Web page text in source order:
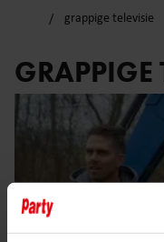
grappige televisie
GRAPPIGE